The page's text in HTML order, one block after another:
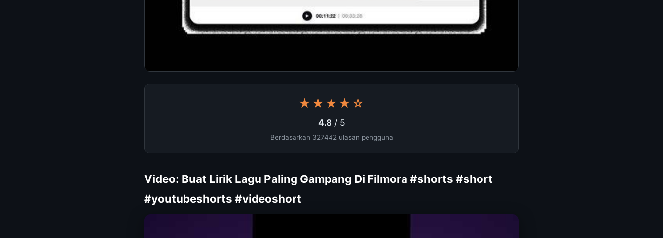
★★★★☆
4.8 / 5
Berdasarkan 327442 ulasan pengguna
Video: Buat Lirik Lagu Paling Gampang Di Filmora #shorts #short
#youtubeshorts #videoshort